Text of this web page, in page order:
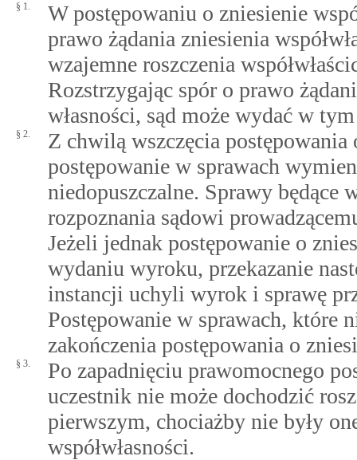
§ 1.
W postępowaniu o zniesienie
prawo żądania zniesienia
wzajemne roszczenia
Rozstrzygając spór o prawo
własności, sąd może wydać w
§ 2.
Z chwilą wszczęcia postępowania
postępowanie w sprawach
niedopuszczalne. Sprawy będące
rozpoznania sądowi
Jeżeli jednak postępowanie o
wydaniu wyroku, przekazanie
instancji uchyli wyrok i sprawę
Postępowanie w sprawach, które
zakończenia postępowania o
§ 3.
Po zapadnięciu prawomocnego
uczestnik nie może dochodzić
pierwszym, chociażby nie były
współwłasności.